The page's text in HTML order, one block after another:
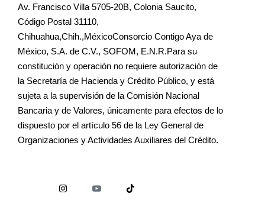
Av. Francisco Villa 5705-20B, Colonia Saucito,
Código Postal 31110,
Chihuahua,Chih.,MéxicoConsorcio Contigo Aya de
México, S.A. de C.V., SOFOM, E.N.R.Para su
constitución y operación no requiere autorización de
la Secretaría de Hacienda y Crédito Público, y está
sujeta a la supervisión de la Comisión Nacional
Bancaria y de Valores, únicamente para efectos de lo
dispuesto por el artículo 56 de la Ley General de
Organizaciones y Actividades Auxiliares del Crédito.